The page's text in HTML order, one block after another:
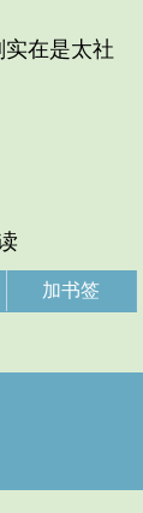
在是太社
加书签